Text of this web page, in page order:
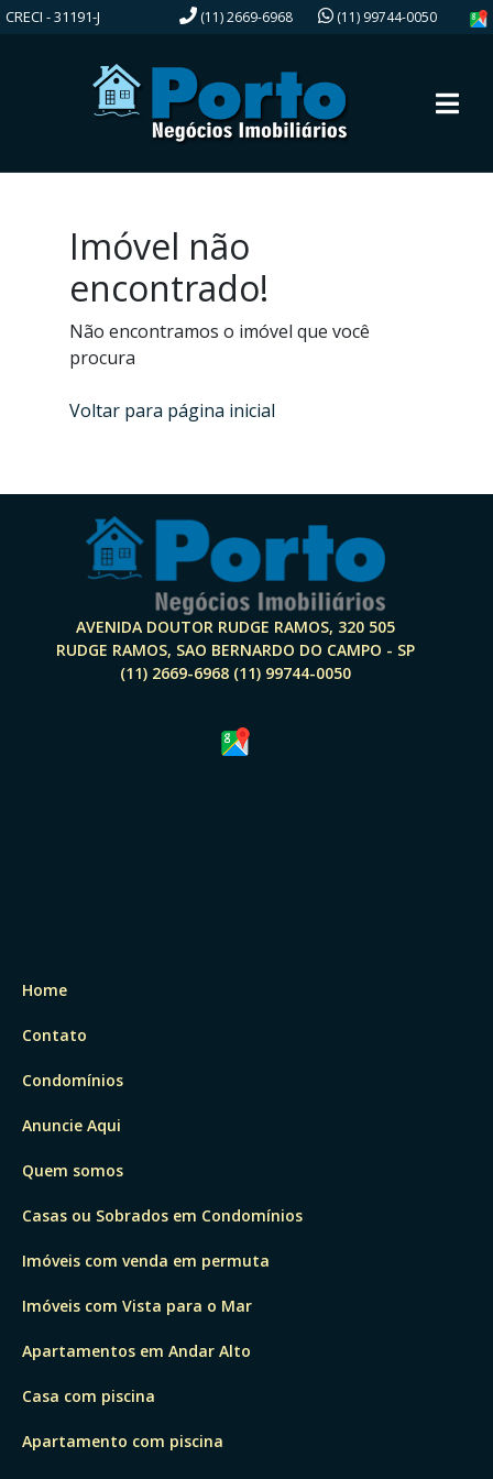
CRECI - 31191-J (11) 2669-6968 (11) 99744-0050
Imóvel não
encontrado!
Não encontramos o imóvel que você
procura
Voltar para página inicial
AVENIDA DOUTOR RUDGE RAMOS, 320 505
RUDGE RAMOS, SAO BERNARDO DO CAMPO - SP
(11) 2669-6968 (11) 99744-0050
Home
Contato
Condomínios
Anuncie Aqui
Quem somos
Casas ou Sobrados em Condomínios
Imóveis com venda em permuta
Imóveis com Vista para o Mar
Apartamentos em Andar Alto
Casa com piscina
Apartamento com piscina